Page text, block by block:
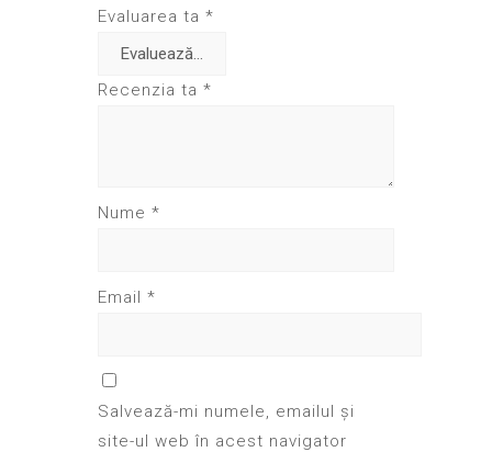
Evaluarea ta *
Recenzia ta *
Nume *
Email *
Salvează-mi numele, emailul și
site-ul web în acest navigator